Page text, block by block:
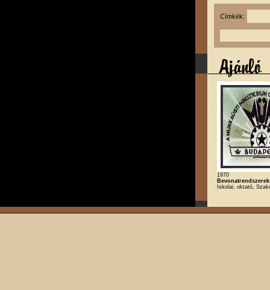
Címkék:
1970
Bevonatrendszerek
Iskolai, oktató,